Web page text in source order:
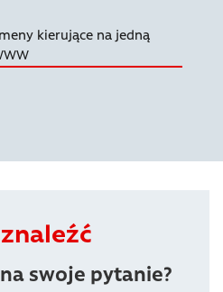
kierujące na jedną
na swoje pytanie?